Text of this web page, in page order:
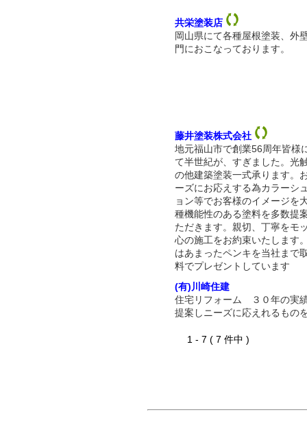
共栄塗装店
岡山県にて各種屋根塗装、外
門におこなっております。
藤井塗装株式会社
地元福山市で創業56周年皆様
て半世紀が、すぎました。光
の他建築塗装一式承ります。
ーズにお応えする為カラーシ
ョン等でお客様のイメージを
種機能性のある塗料を多数提
ただきます。親切、丁寧をモ
心の施工をお約束いたします
はあまったペンキを当社まで
料でプレゼントしています
(有)川崎住建
住宅リフォーム ３０年の実
提案しニーズに応えれるもの
1 - 7 ( 7 件中 )